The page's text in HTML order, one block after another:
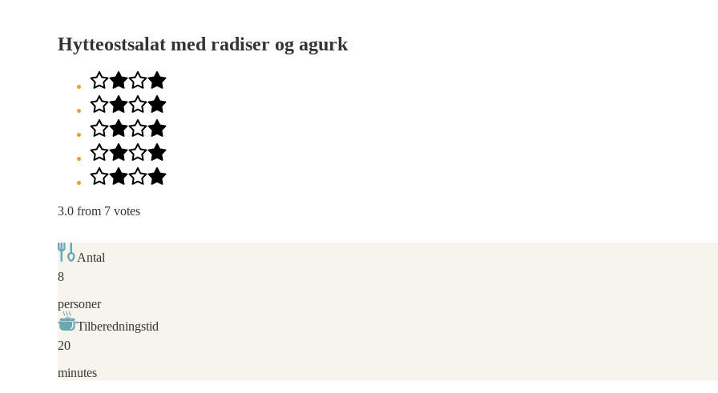
Hytteostsalat med radiser og agurk
3.0 from 7 votes
Antal
8
personer
Tilberedningstid
20
minutes